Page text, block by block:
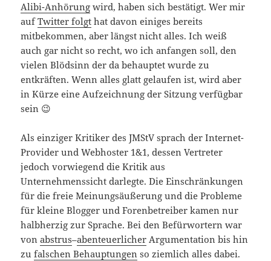
Alibi-Anhörung wird, haben sich bestätigt. Wer mir
aufTwitter folgt hat davon einiges bereits
mitbekommen, aber längst nicht alles. Ich weiß
auch gar nicht so recht, wo ich anfangen soll, den
vielen Blödsinn der da behauptet wurde zu
entkräften. Wenn alles glatt gelaufen ist, wird aber
in Kürze eine Aufzeichnung der Sitzung verfügbar
sein 😉
Als einziger Kritiker des JMStV sprach der Internet-
Provider und Webhoster 1&1, dessen Vertreter
jedoch vorwiegend die Kritik aus
Unternehmenssicht darlegte. Die Einschränkungen
für die freie Meinungsäußerung und die Probleme
für kleine Blogger und Forenbetreiber kamen nur
halbherzig zur Sprache. Bei den Befürwortern war
vonabstrus–abenteuerlicher Argumentation bis hin
zufalschen Behauptungen so ziemlich alles dabei.